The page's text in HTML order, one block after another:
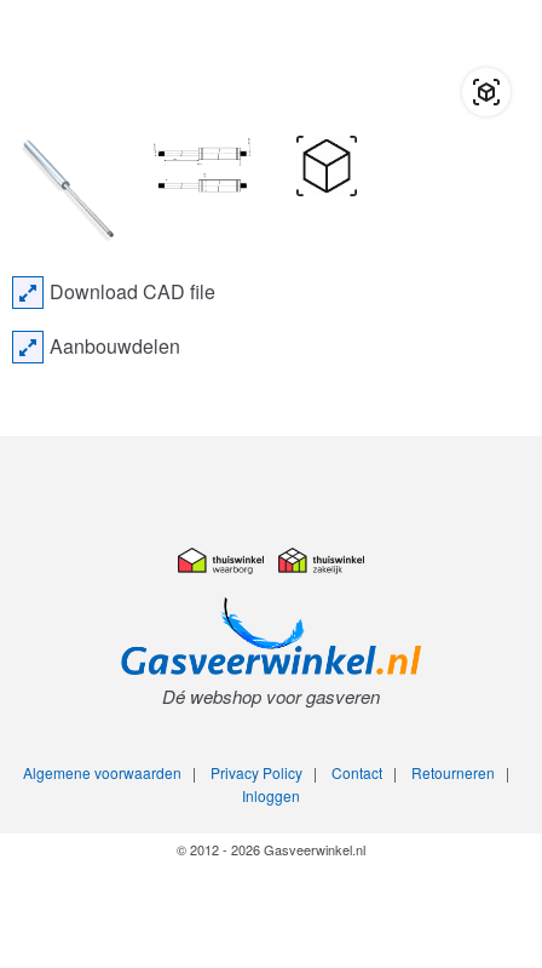
Download CAD file
Aanbouwdelen
Dé webshop voor gasveren
Algemene voorwaarden | Privacy Policy| Contact| Retourneren |
Inloggen
© 2012 - 2026 Gasveerwinkel.nl